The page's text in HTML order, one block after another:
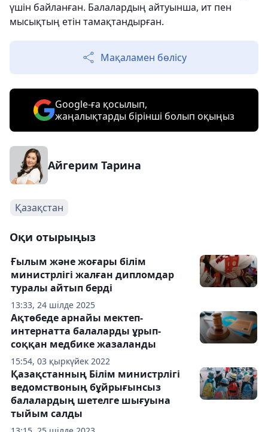
үшін байланған. Балалардың айтуынша, ит пен
мысықтың етін тамақтандырған.
Мақаламен бөлісу
Google-ға қосылып,
жаңалықтарды бірінші болып оқыңыз
Айгерим Тарина
Қазақстан
Оқи отырыңыз
13:33, 24 шілде 2025
Ғылым және жоғары білім
министрлігі жалған дипломдар
туралы айтып берді
15:54, 03 қыркүйек 2022
Ақтөбеде арнайы мектеп-
интернатта балаларды ұрып-
соққан медбике жазаланды
Қазақстанның Білім министрлігі
ведомствоның бұйрығынсыз
балалардың шетелге шығуына
тыйым салды